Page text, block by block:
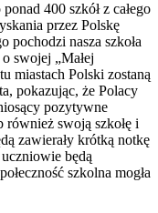
400 szkół z całego
przez Polskę
pochodzi nasza szkoła
swojej „Małej
miastach Polski zostaną
pokazując, że Polacy
pozytywne
również swoją szkołę i
zawierały krótką notkę
będą
szkolna mogła